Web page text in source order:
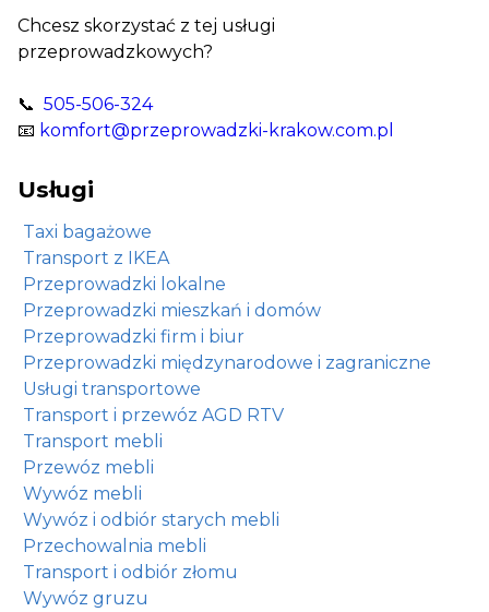
Chcesz skorzystać z tej usługi
przeprowadzkowych?
📞 505-506-324
📧 komfort@przeprowadzki-krakow.com.pl
Usługi
Taxi bagażowe
Transport z IKEA
Przeprowadzki lokalne
Przeprowadzki mieszkań i domów
Przeprowadzki firm i biur
Przeprowadzki międzynarodowe i zagraniczne
Usługi transportowe
Transport i przewóz AGD RTV
Transport mebli
Przewóz mebli
Wywóz mebli
Wywóz i odbiór starych mebli
Przechowalnia mebli
Transport i odbiór złomu
Wywóz gruzu